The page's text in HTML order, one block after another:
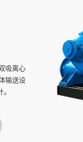
吸离心
输送设